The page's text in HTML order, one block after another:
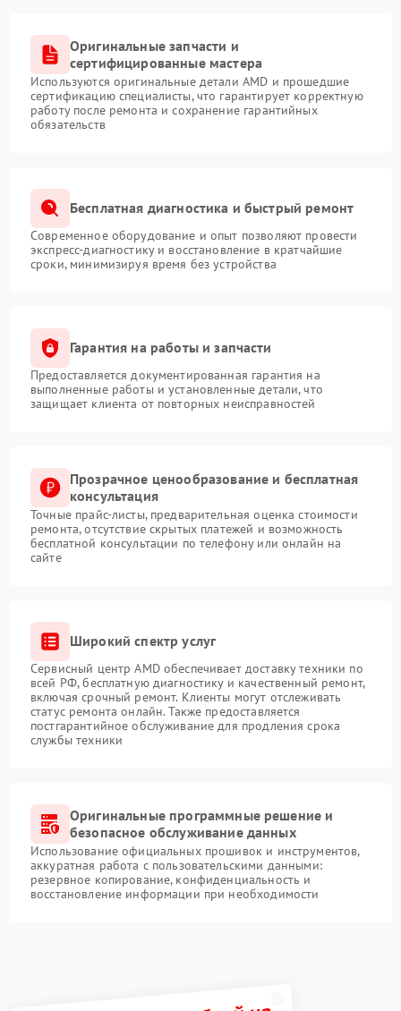
Оригинальные запчасти и
сертифицированные мастера
Используются оригинальные детали AMD и прошедшие
сертификацию специалисты, что гарантирует корректную
работу после ремонта и сохранение гарантийных
обязательств
Бесплатная диагностика и быстрый ремонт
Современное оборудование и опыт позволяют провести
экспресс-диагностику и восстановление в кратчайшие
сроки, минимизируя время без устройства
Гарантия на работы и запчасти
Предоставляется документированная гарантия на
выполненные работы и установленные детали, что
защищает клиента от повторных неисправностей
Прозрачное ценообразование и бесплатная
консультация
Точные прайс-листы, предварительная оценка стоимости
ремонта, отсутствие скрытых платежей и возможность
бесплатной консультации по телефону или онлайн на
сайте
Широкий спектр услуг
Сервисный центр AMD обеспечивает доставку техники по
всей РФ, бесплатную диагностику и качественный ремонт,
включая срочный ремонт. Клиенты могут отслеживать
статус ремонта онлайн. Также предоставляется
постгарантийное обслуживание для продления срока
службы техники
Оригинальные программные решение и
безопасное обслуживание данных
Использование официальных прошивок и инструментов,
аккуратная работа с пользовательскими данными:
резервное копирование, конфиденциальность и
восстановление информации при необходимости